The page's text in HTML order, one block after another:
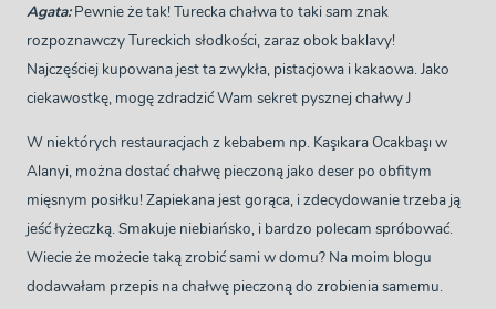
Agata: Pewnie że tak! Turecka chałwa to taki sam znak
rozpoznawczy Tureckich słodkości, zaraz obok baklavy!
Najczęściej kupowana jest ta zwykła, pistacjowa i kakaowa. Jako
ciekawostkę, mogę zdradzić Wam sekret pysznej chałwy J
W niektórych restauracjach z kebabem np. Kaşıkara Ocakbaşı w
Alanyi, można dostać chałwę pieczoną jako deser po obfitym
mięsnym posiłku! Zapiekana jest gorąca, i zdecydowanie trzeba ją
jeść łyżeczką. Smakuje niebiańsko, i bardzo polecam spróbować.
Wiecie że możecie taką zrobić sami w domu? Na moim blogu
dodawałam przepis na chałwę pieczoną do zrobienia samemu.